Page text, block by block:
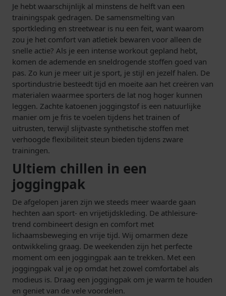
Je hebt waarschijnlijk al minstens de helft van een
trainingspak gedragen. De samensmelting van
sportkleding en streetwear is nu een feit, want waarom
zou je het comfort van atletiek bewaren voor alleen de
snelle actie? Als je een intense workout gepland hebt,
komen de ademende en sneldrogende stoffen goed van
pas. Zo kun je meer uit je sport, je stijl en jezelf halen. De
sportindustrie besteedt tijd en moeite aan het creëren van
materialen waarmee sporters de lat nog hoger kunnen
leggen. Zachte katoenen joggingstof is een natuurlijke
manier om je fris te voelen tijdens het trainen of
uitrusten, terwijl slijtvaste synthetische stoffen met
verhoogde flexibiliteit steun bieden tijdens zware
trainingen.
Ultiem chillen in een
joggingpak
De afgelopen jaren zijn we steeds meer waarde gaan
hechten aan sport- en vrijetijdskleding. De athleisure-
trend combineert design en comfort met
lichaamsbeweging en vrije tijd. Wij omarmen deze
ontwikkeling graag. De weekenden zijn het perfecte
moment om een joggingpak aan te trekken. Met een
joggingpak val je op omdat het zowel comfortabel als
modieus is. Draag een joggingpak om je warm te houden
en geniet van de vele voordelen.